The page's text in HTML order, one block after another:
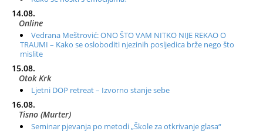
14.08.
Online
Vedrana Meštrović: ONO ŠTO VAM NITKO NIJE REKAO O
TRAUMI – Kako se osloboditi njezinih posljedica brže nego što
mislite
15.08.
Otok Krk
Ljetni DOP retreat – Izvorno stanje sebe
16.08.
Tisno (Murter)
Seminar pjevanja po metodi „Škole za otkrivanje glasa“